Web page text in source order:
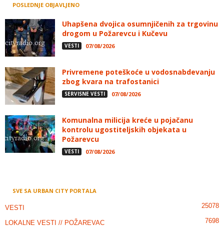
POSLEDNJE OBJAVLJENO
Uhapšena dvojica osumnjičenih za trgovinu
drogom u Požarevcu i Kučevu
VESTI 07/08/2026
Privremene poteškoće u vodosnabdevanju
zbog kvara na trafostanici
SERVISNE VESTI 07/08/2026
Komunalna milicija kreće u pojačanu
kontrolu ugostiteljskih objekata u
Požarevcu
VESTI 07/08/2026
SVE SA URBAN CITY PORTALA
VESTI 25078
LOKALNE VESTI // POŽAREVAC
7698